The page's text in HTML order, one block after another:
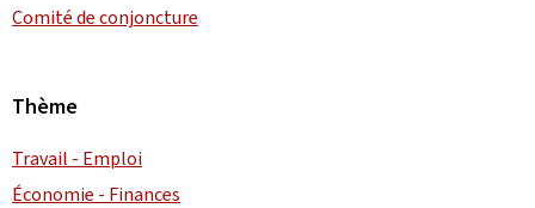
Comité de conjoncture
Thème
Travail - Emploi
Économie - Finances